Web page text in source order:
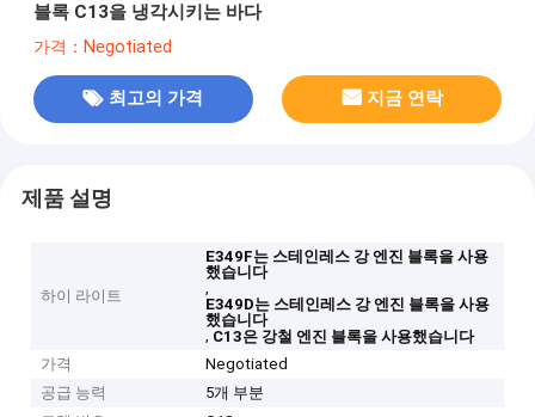
블록 C13을 냉각시키는 바다
가격：Negotiated
최고의 가격 지금 연락
제품 설명
하이 라이트
E349F는 스테인레스 강 엔진 블록을 사용
했습니다
,
E349D는 스테인레스 강 엔진 블록을 사용
했습니다
, C13은 강철 엔진 블록을 사용했습니다
가격
Negotiated
공급 능력
5개 부분